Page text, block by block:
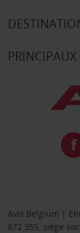
Avis Belgium |
872 355, siège